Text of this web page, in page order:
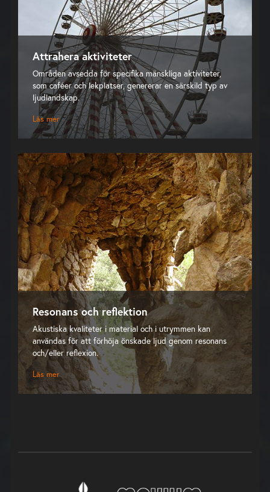
Attrahera aktiviteter
Områden avsedda för specifika mänskliga aktiviteter,
som caféer och lekplatser, genererar en särskild typ av
ljudlandskap.
Läs mer
Resonans och reflektion
Akustiska kvaliteter i material och i utrymmen kan
användas för att förhöja önskade ljud genom resonans
och/eller reflexion.
Läs mer